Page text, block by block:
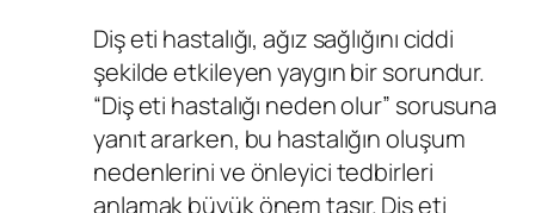
Diş eti hastalığı, ağız sağlığını ciddi
şekilde etkileyen yaygın bir sorundur.
“Diş eti hastalığı neden olur” sorusuna
yanıt ararken, bu hastalığın oluşum
nedenlerini ve önleyici tedbirleri
anlamak büyük önem taşır. Diş eti